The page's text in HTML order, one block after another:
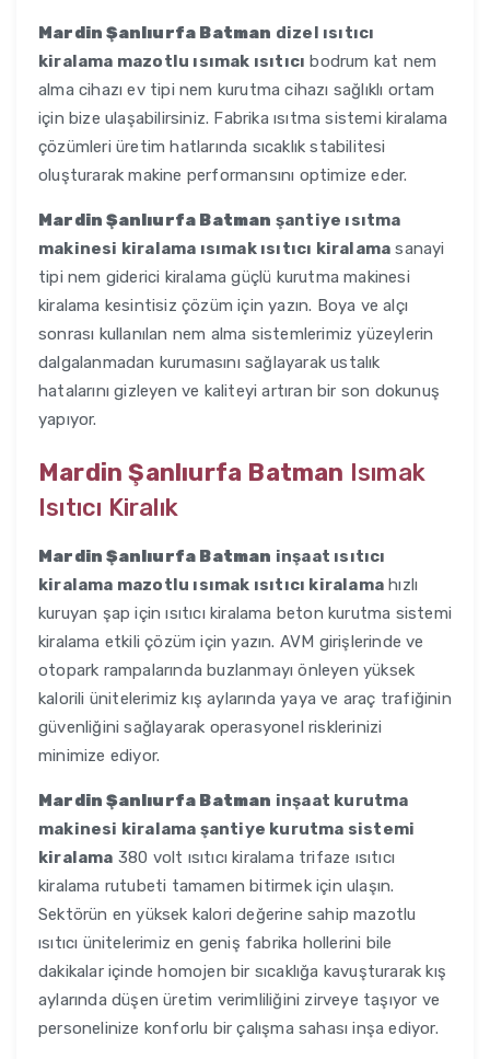
Mardin Şanlıurfa Batman dizel ısıtıcı
kiralama mazotlu ısımak ısıtıcı bodrum kat nem
alma cihazı ev tipi nem kurutma cihazı sağlıklı ortam
için bize ulaşabilirsiniz. Fabrika ısıtma sistemi kiralama
çözümleri üretim hatlarında sıcaklık stabilitesi
oluşturarak makine performansını optimize eder.
Mardin Şanlıurfa Batman şantiye ısıtma
makinesi kiralama ısımak ısıtıcı kiralama sanayi
tipi nem giderici kiralama güçlü kurutma makinesi
kiralama kesintisiz çözüm için yazın. Boya ve alçı
sonrası kullanılan nem alma sistemlerimiz yüzeylerin
dalgalanmadan kurumasını sağlayarak ustalık
hatalarını gizleyen ve kaliteyi artıran bir son dokunuş
yapıyor.
Mardin Şanlıurfa Batman Isımak
Isıtıcı Kiralık
Mardin Şanlıurfa Batman inşaat ısıtıcı
kiralama mazotlu ısımak ısıtıcı kiralama hızlı
kuruyan şap için ısıtıcı kiralama beton kurutma sistemi
kiralama etkili çözüm için yazın. AVM girişlerinde ve
otopark rampalarında buzlanmayı önleyen yüksek
kalorili ünitelerimiz kış aylarında yaya ve araç trafiğinin
güvenliğini sağlayarak operasyonel risklerinizi
minimize ediyor.
Mardin Şanlıurfa Batman inşaat kurutma
makinesi kiralama şantiye kurutma sistemi
kiralama 380 volt ısıtıcı kiralama trifaze ısıtıcı
kiralama rutubeti tamamen bitirmek için ulaşın.
Sektörün en yüksek kalori değerine sahip mazotlu
ısıtıcı ünitelerimiz en geniş fabrika hollerini bile
dakikalar içinde homojen bir sıcaklığa kavuşturarak kış
aylarında düşen üretim verimliliğini zirveye taşıyor ve
personelinize konforlu bir çalışma sahası inşa ediyor.